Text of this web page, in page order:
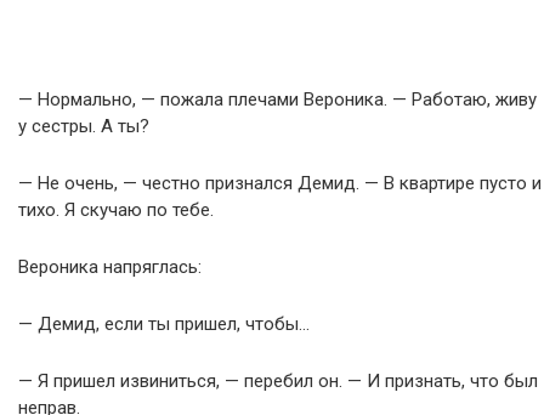
— Нормально, — пожала плечами Вероника. — Работаю, живу
у сестры. А ты?
— Не очень, — честно признался Демид. — В квартире пусто и
тихо. Я скучаю по тебе.
Вероника напряглась:
— Демид, если ты пришел, чтобы…
— Я пришел извиниться, — перебил он. — И признать, что был
неправ.